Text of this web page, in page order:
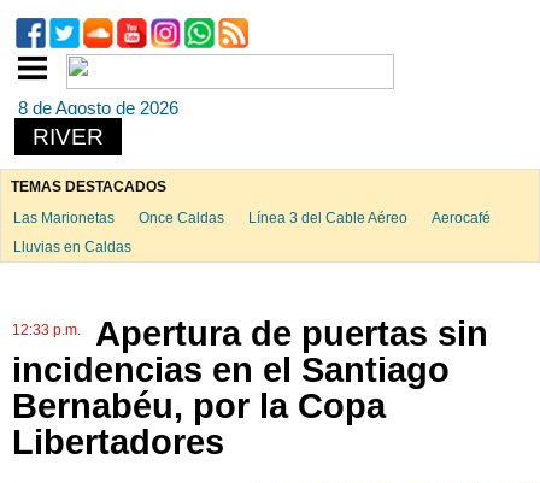
8 de Agosto de 2026
RIVER
TEMAS DESTACADOS
Las Marionetas
Once Caldas Línea 3 del Cable Aéreo
Aerocafé
Lluvias en Caldas
12:33 p.m.
Apertura de puertas sin
incidencias en el Santiago
Bernabéu, por la Copa
Libertadores